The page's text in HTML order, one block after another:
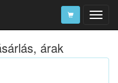
árak